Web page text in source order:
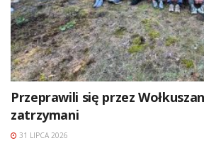
Przeprawili się przez
zatrzymani
31 LIPCA 2026